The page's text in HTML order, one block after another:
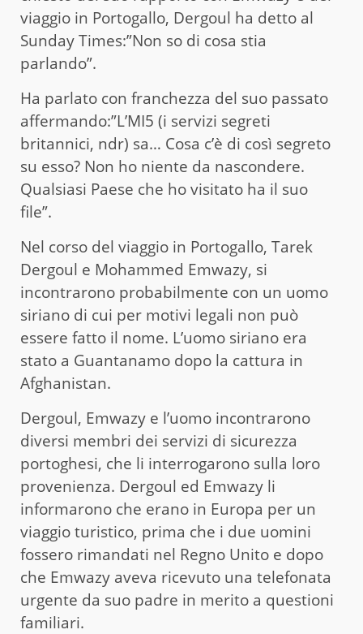
viaggio in Portogallo, Dergoul ha detto al
Sunday Times:”Non so di cosa stia
parlando”.
Ha parlato con franchezza del suo passato
affermando:”L’MI5 (i servizi segreti
britannici, ndr) sa… Cosa c’è di così segreto
su esso? Non ho niente da nascondere.
Qualsiasi Paese che ho visitato ha il suo
file”.
Nel corso del viaggio in Portogallo, Tarek
Dergoul e Mohammed Emwazy, si
incontrarono probabilmente con un uomo
siriano di cui per motivi legali non può
essere fatto il nome. L’uomo siriano era
stato a Guantanamo dopo la cattura in
Afghanistan.
Dergoul, Emwazy e l’uomo incontrarono
diversi membri dei servizi di sicurezza
portoghesi, che li interrogarono sulla loro
provenienza. Dergoul ed Emwazy li
informarono che erano in Europa per un
viaggio turistico, prima che i due uomini
fossero rimandati nel Regno Unito e dopo
che Emwazy aveva ricevuto una telefonata
urgente da suo padre in merito a questioni
familiari.